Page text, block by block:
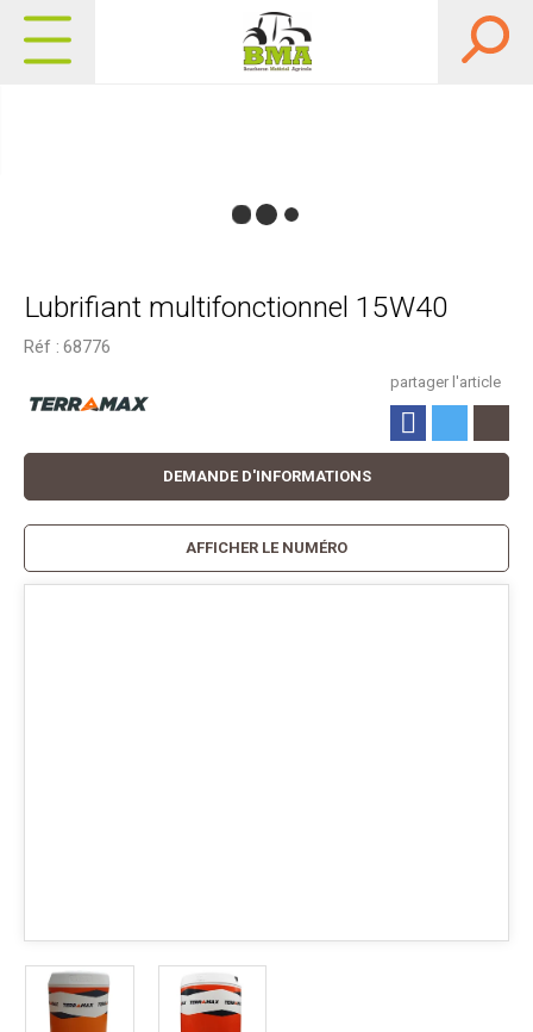
Lubrifiant multifonctionnel 15W40
Réf : 68776
partager l'article
DEMANDE D'INFORMATIONS
AFFICHER LE NUMÉRO